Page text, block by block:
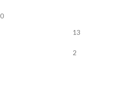
0
13
2